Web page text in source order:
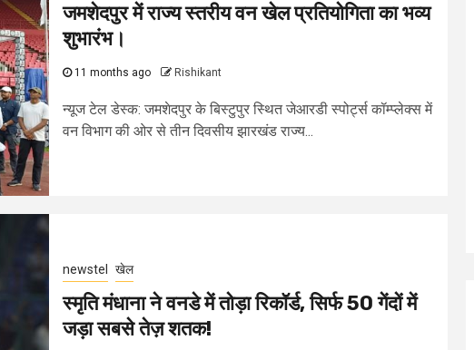
जमशेदपुर में राज्य स्तरीय वन खेल प्रतियोगिता का भव्य
शुभारंभ।
11 months ago Rishikant
न्यूज टेल डेस्क: जमशेदपुर के बिस्टुपुर स्थित जेआरडी स्पोर्ट्स कॉम्प्लेक्स में
वन विभाग की ओर से तीन दिवसीय झारखंड राज्य...
newstel खेल
स्मृति मंधाना ने वनडे में तोड़ा रिकॉर्ड, सिर्फ 50 गेंदों में
जड़ा सबसे तेज़ शतक!